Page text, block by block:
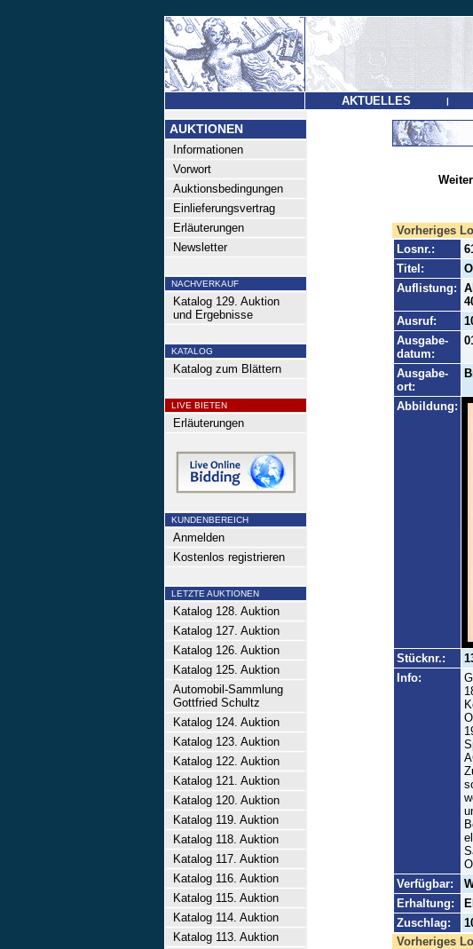
AKTUELLES |
AUKTIONEN
Informationen
Vorwort
Auktionsbedingungen
Einlieferungsvertrag
Erläuterungen
Newsletter
NACHVERKAUF
Katalog 129. Auktion
und Ergebnisse
KATALOG
Katalog zum Blättern
LIVE BIETEN
Erläuterungen
KUNDENBEREICH
Anmelden
Kostenlos registrieren
LETZTE AUKTIONEN
Katalog 128. Auktion
Katalog 127. Auktion
Katalog 126. Auktion
Katalog 125. Auktion
Automobil-Sammlung
Gottfried Schultz
Katalog 124. Auktion
Katalog 123. Auktion
Katalog 122. Auktion
Katalog 121. Auktion
Katalog 120. Auktion
Katalog 119. Auktion
Katalog 118. Auktion
Katalog 117. Auktion
Katalog 116. Auktion
Katalog 115. Auktion
Katalog 114. Auktion
Katalog 113. Auktion
Vorheriges
Losnr.:
Titel:
Auflistung:
Ausruf:
Ausgabe-
datum:
Ausgabe-
ort:
Abbildung:
Stücknr.:
Info:
Verfügbar:
Erhaltung:
Zuschlag:
Vorheriges